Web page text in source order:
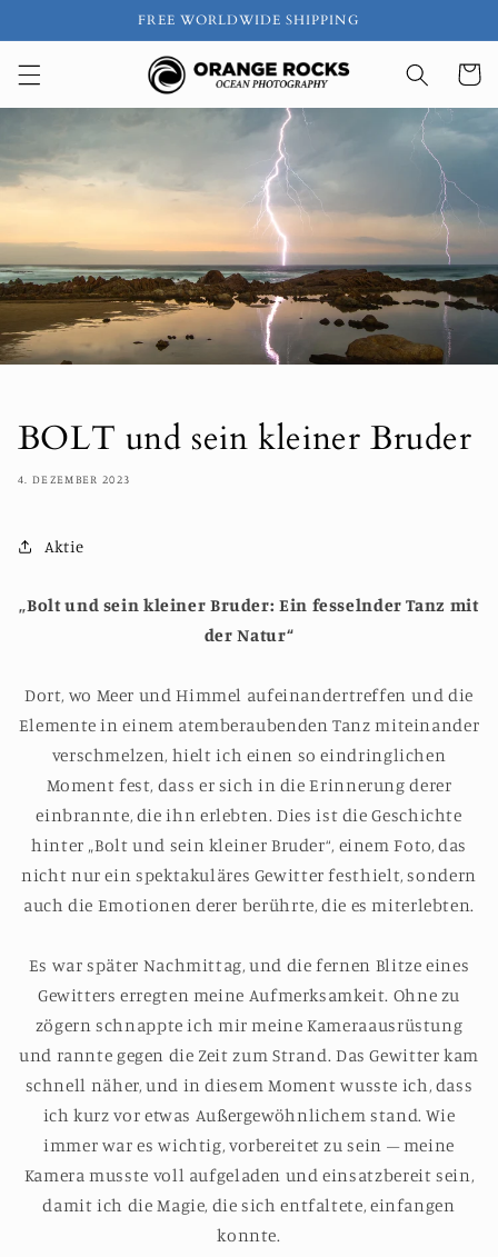
Inhalt
FREE WORLDWIDE SHIPPING
BOLT und sein kleiner Bruder
4. DEZEMBER 2023
Aktie
„Bolt und sein kleiner Bruder: Ein fesselnder Tanz mit
der Natur“
Dort, wo Meer und Himmel aufeinandertreffen und die
Elemente in einem atemberaubenden Tanz miteinander
verschmelzen, hielt ich einen so eindringlichen
Moment fest, dass er sich in die Erinnerung derer
einbrannte, die ihn erlebten. Dies ist die Geschichte
hinter „Bolt und sein kleiner Bruder“, einem Foto, das
nicht nur ein spektakuläres Gewitter festhielt, sondern
auch die Emotionen derer berührte, die es miterlebten.
Es war später Nachmittag, und die fernen Blitze eines
Gewitters erregten meine Aufmerksamkeit. Ohne zu
zögern schnappte ich mir meine Kameraausrüstung
und rannte gegen die Zeit zum Strand. Das Gewitter kam
schnell näher, und in diesem Moment wusste ich, dass
ich kurz vor etwas Außergewöhnlichem stand. Wie
immer war es wichtig, vorbereitet zu sein – meine
Kamera musste voll aufgeladen und einsatzbereit sein,
damit ich die Magie, die sich entfaltete, einfangen
konnte.